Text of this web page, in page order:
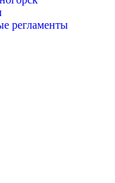
регламенты